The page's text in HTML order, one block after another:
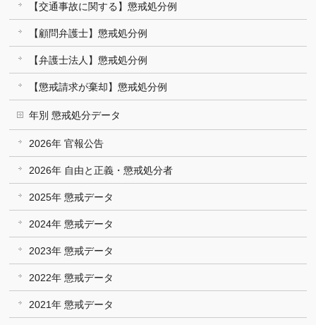
【交通事故に関する】懲戒処分例
【顧問弁護士】懲戒処分例
【弁護士法人】懲戒処分例
【懲戒請求が棄却】懲戒処分例
年別 懲戒処分データ
2026年 官報公告
2026年 自由と正義・懲戒処分者
2025年 懲戒データ
2024年 懲戒データ
2023年 懲戒データ
2022年 懲戒データ
2021年 懲戒データ